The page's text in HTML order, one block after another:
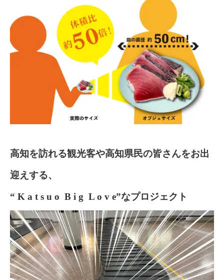
高知を訪れる観光客や高知県民の皆さんをお出
迎えする、
“ K a t s u o B i g L o v e”なプロジェクト